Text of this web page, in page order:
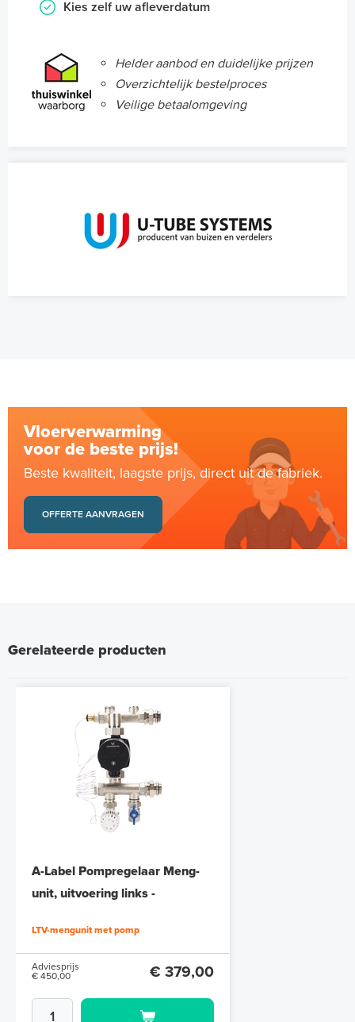
Kies zelf uw afleverdatum
Helder aanbod en duidelijke prijzen
Overzichtelijk bestelproces
Veilige betaalomgeving
Vloerverwarming
voor de beste prijs!
Beste kwaliteit, laagste prijs, direct uit de fabriek.
OFFERTE AANVRAGEN
Gerelateerde producten
A-Label Pompregelaar Meng-
unit, uitvoering links -
LTV-mengunit met pomp
Adviesprijs
€ 450,00
€ 379,00